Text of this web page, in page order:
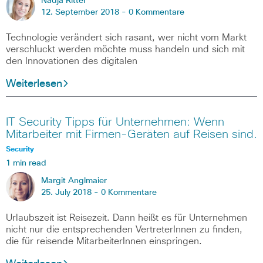
12. September 2018 - 0 Kommentare
Technologie verändert sich rasant, wer nicht vom Markt
verschluckt werden möchte muss handeln und sich mit
den Innovationen des digitalen
Weiterlesen
IT Security Tipps für Unternehmen: Wenn
Mitarbeiter mit Firmen-Geräten auf Reisen sind.
Security
1 min read
Margit Anglmaier
25. July 2018 - 0 Kommentare
Urlaubszeit ist Reisezeit. Dann heißt es für Unternehmen
nicht nur die entsprechenden VertreterInnen zu finden,
die für reisende MitarbeiterInnen einspringen.